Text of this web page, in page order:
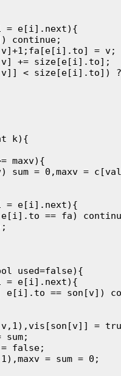
= e[i].next){
continue;
= v;
+= size[e[i].to];
< size[e[i].to])
k){
maxv){
sum = 0,maxv =
= e[i].next){
== fa)
used=false){
= e[i].next){
e[i].to == son[v])
=
sum;
false;
= sum = 0;